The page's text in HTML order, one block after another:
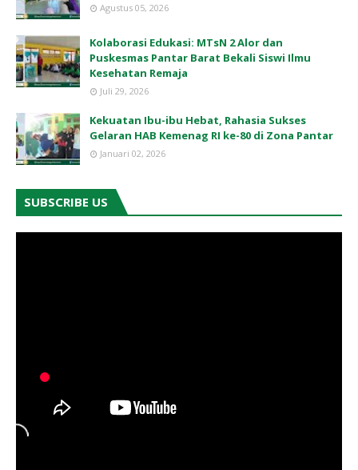
Agustus 05, 2026
Kolaborasi Edukasi: MTsN 2 Alor dan
Puskesmas Pantar Barat Bekali Siswi Ilmu
Kesehatan Remaja
Juli 29, 2026
Kekuatan Ibu-ibu Hebat, Rahasia Sukses
Gelaran HAB Kemenag RI ke-80 di Zona Pantar
Januari 02, 2026
SUBSCRIBE US